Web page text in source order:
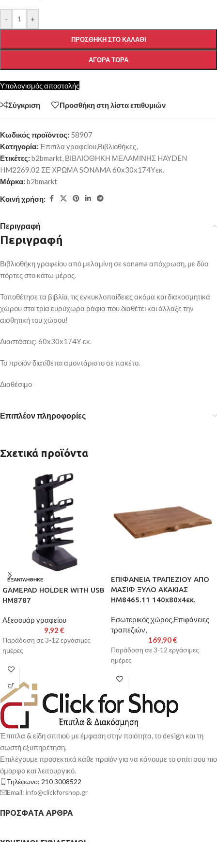
- +
ΠΡΟΣΘΉΚΗ ΣΤΟ ΚΑΛΆΘΙ
ΑΓΟΡΆ ΤΏΡΑ
Υπολογισμός αποστολής
Σύγκριση Προσθήκη στη λίστα επιθυμιών
Κωδικός προϊόντος: 58907
Κατηγορία: Έπιπλα γραφείου,Βιβλιοθήκες,
Ετικέτες: b2bmarkt, ΒΙΒΛΙΟΘΗΚΗ ΜΕΛΑΜΙΝΗΣ HAYDEN
HM2269.02 ΣΕ ΧΡΩΜΑ SONAMA 60x30x174Υεκ.
Μάρκα: b2bmarkt
Κοινή χρήση:
Περιγραφή
Περιγραφή
Βιβλιοθήκη γραφείου από μελαμίνη σε sonama απόχρωση, με δύο
πόρτες στο κάτω μέρος.
Τοποθέτησε τα βιβλία, τις εγκυκλοπαίδειες ακόμα και διακοσμητικά
χώρου στα τρία ευρύχωρα ράφια που διαθέτει και άλλαξε την
αισθητική του χώρου!
Διαστάσεις: 60x30x174Υ εκ.
Το προϊόν διατίθεται αμοντάριστο σε πακέτο.
Διαθέσιμο
Επιπλέον πληροφορίες
Σχετικά προϊόντα
ΕΞΑΝΤΛΉΘΗΚΕ
GAMEPAD HOLDER WITH USB
HM8787
Αξεσουάρ γραφείου
9,92 €
Παράδοση σε 3-12 εργάσιμες
ημέρες
ΕΠΙΦΑΝΕΙΑ ΤΡΑΠΕΖΙΟΥ ΑΠΟ
ΜΑΣΙΦ ΞΥΛΟ ΑΚΑΚΙΑΣ
HM8465.11 140x80x4εκ.
Εσωτερικός χώρος,Επιφάνειες
τραπεζιών,
169,90€
Παράδοση σε 3-12 εργάσιμες
ημέρες
Έπιπλα & είδη σπιτιού με έμφαση στην ποιότητα, το design και τη
σωστή εξυπηρέτηση.
Επιλέγουμε προσεκτικά κάθε προϊόν για να κάνουμε το σπίτι σου πιο
όμορφο και λειτουργικό.
Τηλέφωνο: 210 3008522
Email: info@clickforshop.gr
ΠΡΌΣΦΑΤΑ ΆΡΘΡΑ